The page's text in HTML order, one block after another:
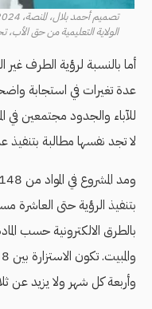
تصميم أحمد بلال، المنصة، 2024
الولاية التعليمية من حق
أما بالنسبة لرؤية الطرف
عدة تغيرات في استجابة
لا تجد نفسها مطالبة
بتنفيذ الرؤية حتى العاشرة
وأربعة كل شهر ولا يزيد عن